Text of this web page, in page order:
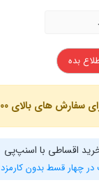
بده
های بالای 500 هزار تومان
اقساطی با اسنپ‌پی
در چهار قسط بدون کارمزد